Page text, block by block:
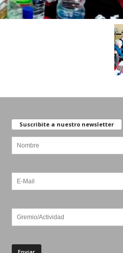
Suscribite a nuestro newsletter